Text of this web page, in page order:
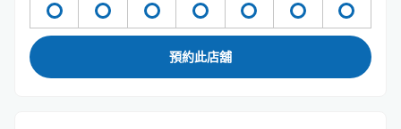
預約此店舖